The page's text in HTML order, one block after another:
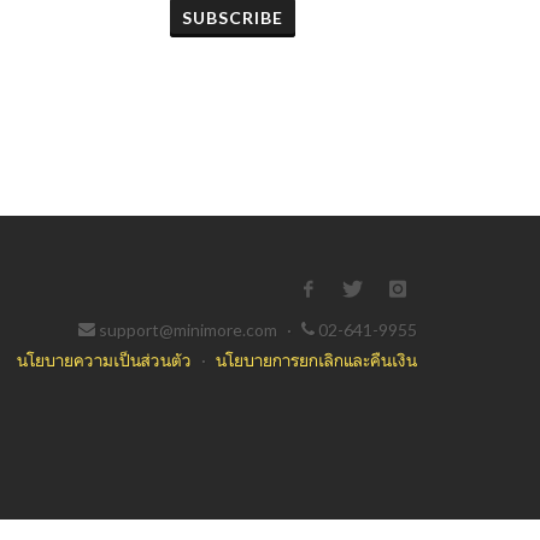
SUBSCRIBE
support@minimore.com ·
02-641-9955
นโยบายความเป็นส่วนตัว · นโยบายการยกเลิกและคืนเงิน